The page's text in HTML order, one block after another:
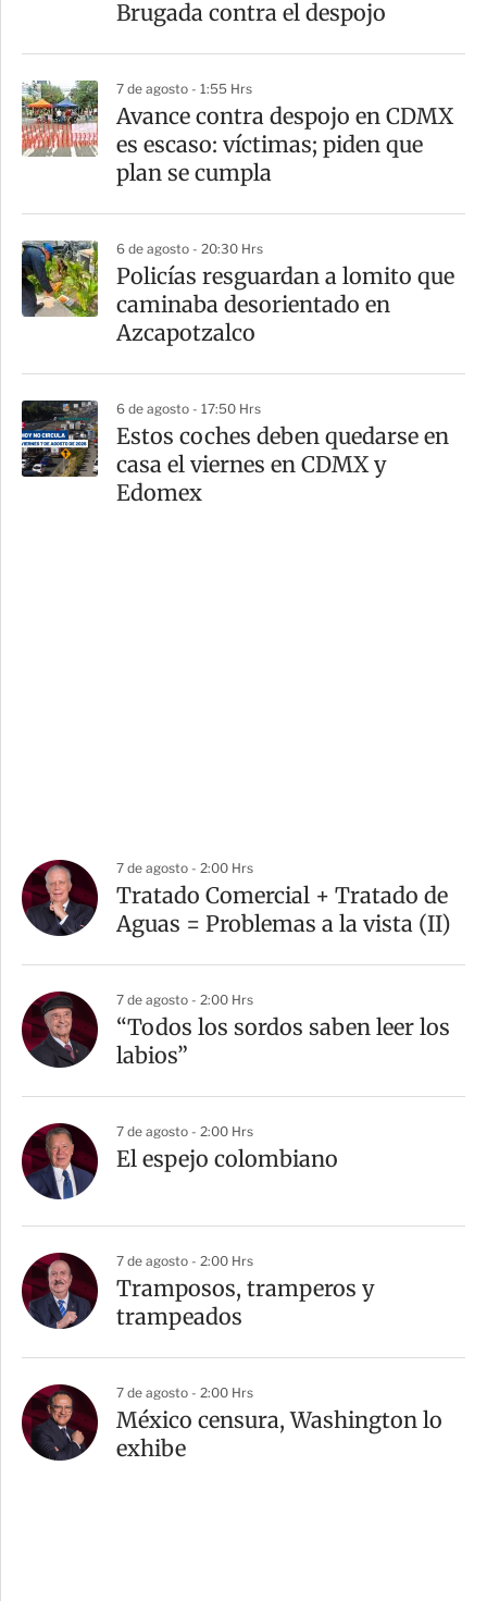
Brugada contra el despojo
7 de agosto - 1:55 Hrs
Avance contra despojo en CDMX
es escaso: víctimas; piden que
plan se cumpla
6 de agosto - 20:30 Hrs
Policías resguardan a lomito que
caminaba desorientado en
Azcapotzalco
6 de agosto - 17:50 Hrs
Estos coches deben quedarse en
casa el viernes en CDMX y
Edomex
7 de agosto - 2:00 Hrs
Tratado Comercial + Tratado de
Aguas = Problemas a la vista (II)
7 de agosto - 2:00 Hrs
“Todos los sordos saben leer los
labios”
7 de agosto - 2:00 Hrs
El espejo colombiano
7 de agosto - 2:00 Hrs
Tramposos, tramperos y
trampeados
7 de agosto - 2:00 Hrs
México censura, Washington lo
exhibe